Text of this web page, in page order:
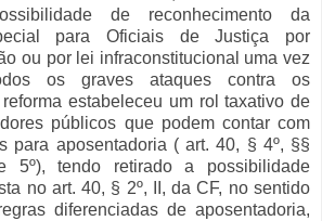
de reconhecimento da
para Oficiais de Justiça por
ou por lei infraconstitucional uma vez
os graves ataques contra os
estabeleceu um rol taxativo de
públicos que podem contar com
para aposentadoria ( art. 40, § 4º, §§
5º), tendo retirado a possibilidade
no art. 40, § 2º, II, da CF, no sentido
diferenciadas de aposentadoria,